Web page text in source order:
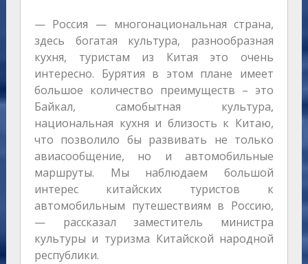
— Россия — многонациональная страна,
здесь богатая культура, разнообразная
кухня, туристам из Китая это очень
интересно. Бурятия в этом плане имеет
большое количество преимуществ – это
Байкал, самобытная культура,
национальная кухня и близость к Китаю,
что позволило бы развивать не только
авиасообщение, но и автомобильные
маршруты. Мы наблюдаем большой
интерес китайских туристов к
автомобильным путешествиям в Россию,
— рассказал заместитель министра
культуры и туризма Китайской народной
республики.